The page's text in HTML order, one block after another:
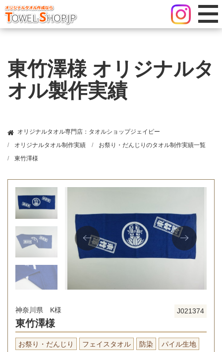
東竹澤様 オリジナルタ
オル製作実績
オリジナルタオル専門店：タオルショップジェイピー
オリジナルタオル制作実績
お祭り・だんじりのタオル制作実績一覧
東竹澤様
J021374
神奈川県 K様
東竹澤様
お祭り・だんじり フェイスタオル 防染 パイル生地